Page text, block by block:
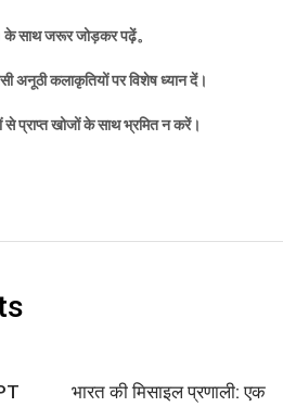
के साथ जरूर जोड़कर पढ़ें。
अनूठी कलाकृतियों पर विशेष ध्यान दें।
प्राप्त खोजों के साथ भ्रमित न करें।
भारत की मिसाइल प्रणाली: एक